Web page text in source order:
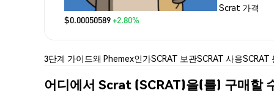
Scrat 가격
$0.00050589+2.80%
3단계 가이드왜 Phemex인가SCRAT 보관SCRAT 사용SCRAT
어디에서 Scrat (SCRAT)을(를) 구매할